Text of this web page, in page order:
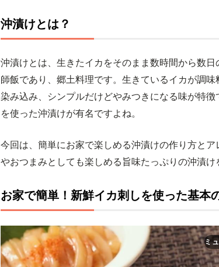
沖漬けとは？
沖漬けとは、生きたイカをそのまま数時間から数
師飯であり、郷土料理です。生きているイカが調
染み込み、シンプルだけどやみつきになる味が特
を使った沖漬けが有名ですよね。
今回は、簡単にお家で楽しめる沖漬けの作り方と
やおつまみとしても楽しめる旨味たっぷりの沖漬け
お家で簡単！新鮮イカ刺しを使った基本
ミ